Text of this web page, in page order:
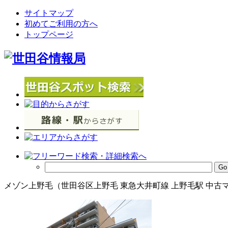
サイトマップ
初めてご利用の方へ
トップページ
メゾン上野毛（世田谷区上野毛 東急大井町線 上野毛駅 中古